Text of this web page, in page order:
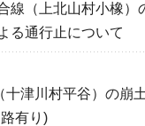
線（上北山村小橡）
る通行止について
十津川村平谷）の崩
有り)